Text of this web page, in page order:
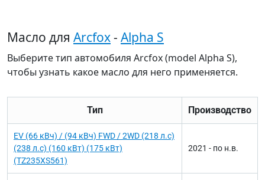
Масло для Arcfox- Alpha S
Выберите тип автомобиля Arcfox (model Alpha S),
чтобы узнать какое масло для него применяется.
Тип Производство
EV (66 кВч) / (94 кВч) FWD / 2WD (218 л.с)
(238 л.с) (160 кВт) (175 кВт)
(TZ235XS561)
2021 - по н.в.